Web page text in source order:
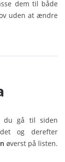
dem til både
uden at ændre
du gå til siden
og derefter
øverst på listen.